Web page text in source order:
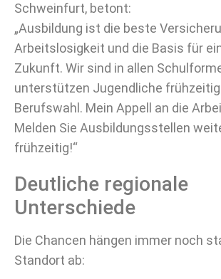
Schweinfurt, betont:
„Ausbildung ist die beste
Arbeitslosigkeit und die Basis für
Zukunft. Wir sind in allen
unterstützen Jugendliche
Berufswahl. Mein Appell an die
Melden Sie Ausbildungsstellen
frühzeitig!“
Deutliche regionale
Unterschiede
Die Chancen hängen immer noch
Standort ab: